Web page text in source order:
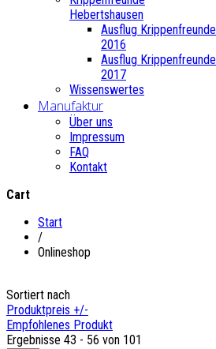
Hebertshausen
Ausflug Krippenfreunde
2016
Ausflug Krippenfreunde
2017
Wissenswertes
Manufaktur
Über uns
Impressum
FAQ
Kontakt
Cart
Start
/
Onlineshop
Sortiert nach
Produktpreis +/-
Empfohlenes Produkt
Ergebnisse 43 - 56 von 101